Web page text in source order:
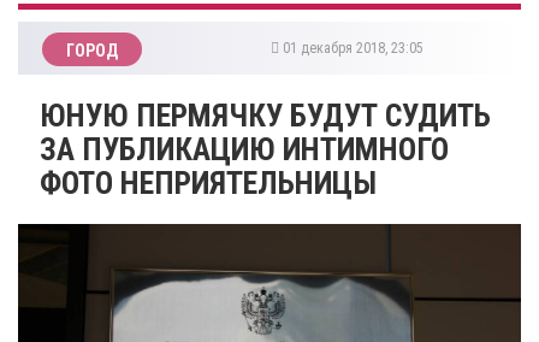
ГОРОД 01 декабря 2018, 23:05
ЮНУЮ ПЕРМЯЧКУ БУДУТ СУДИТЬ
ЗА ПУБЛИКАЦИЮ ИНТИМНОГО
ФОТО НЕПРИЯТЕЛЬНИЦЫ